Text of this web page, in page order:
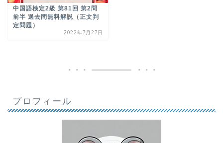
中国語検定2級 第81回 第2問
前半 過去問無料解説（正文判
定問題）
2022年7月27日
プロフィール